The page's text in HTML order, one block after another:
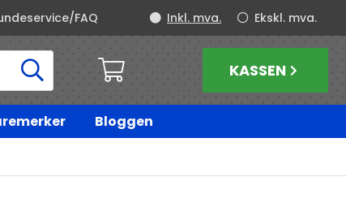
FAQ Ekskl. mva.
Inkl. mva.
KASSEN
Bloggen